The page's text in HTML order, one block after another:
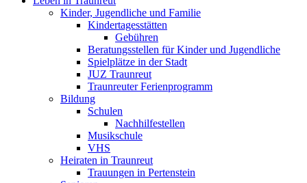
Kinder, Jugendliche und Familie
Kindertagesstätten
Gebühren
Beratungsstellen für Kinder und Jugendliche
Spielplätze in der Stadt
JUZ Traunreut
Traunreuter Ferienprogramm
Bildung
Schulen
Nachhilfestellen
Musikschule
VHS
Heiraten in Traunreut
Trauungen in Pertenstein